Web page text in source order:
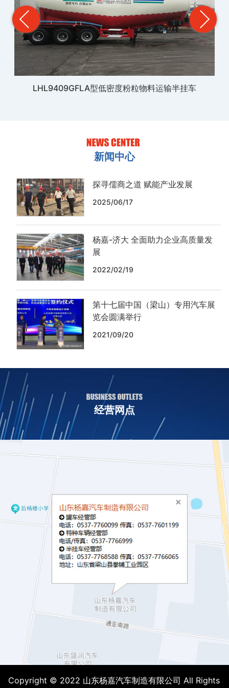
LHL9409GFLA型低密度粉粒物料运输半挂车
新闻中心
探寻儒商之道 赋能产业发展
2025/06/17
杨嘉-济大 全面助力企业高质量发
展
2022/02/19
第十七届中国（梁山）专用汽车展
览会圆满举行
2021/09/20
经营网点
Copyright © 2022 山东杨嘉汽车制造有限公司 All Rights